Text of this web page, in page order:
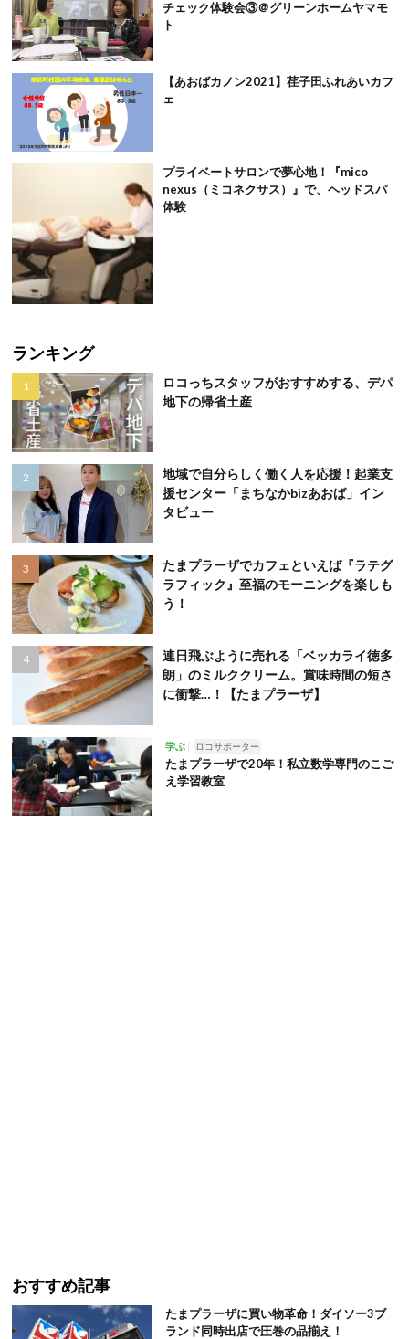
チェック体験会③＠グリーンホームヤマモ
ト
【あおばカノン2021】荏子田ふれあいカフ
ェ
プライベートサロンで夢心地！『mico
nexus（ミコネクサス）』で、ヘッドスパ
体験
ランキング
ロコっちスタッフがおすすめする、デパ
地下の帰省土産
地域で自分らしく働く人を応援！起業支
援センター「まちなかbizあおば」イン
タビュー
たまプラーザでカフェといえば『ラテグ
ラフィック』至福のモーニングを楽しも
う！
連日飛ぶように売れる「ベッカライ徳多
朗」のミルククリーム。賞味時間の短さ
に衝撃…！【たまプラーザ】
学ぶ ロコサポーター
たまプラーザで20年！私立数学専門のこご
え学習教室
おすすめ記事
たまプラーザに買い物革命！ダイソー3ブ
ランド同時出店で圧巻の品揃え！